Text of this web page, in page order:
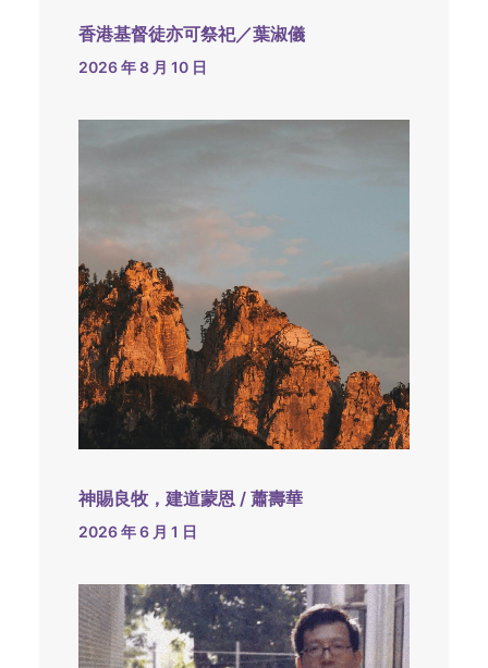
香港基督徒亦可祭祀／葉淑儀
2026 年 8 月 10 日
神賜良牧，建道蒙恩 / 蕭壽華
2026 年 6 月 1 日